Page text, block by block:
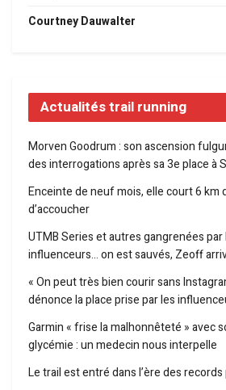
Courtney Dauwalter
Actualités trail running
Morven Goodrum : son ascension
des interrogations après sa 3e place à
Enceinte de neuf mois, elle court 6 km
d’accoucher
UTMB Series et autres gangrenées
influenceurs… on est sauvés, Zeoff
« On peut très bien courir sans
dénonce la place prise par les
Garmin « frise la malhonnêteté » avec
glycémie : un medecin nous interpelle
Le trail est entré dans l’ère des